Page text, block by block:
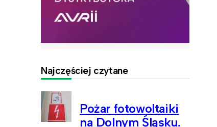
Najczęściej czytane
Pożar fotowoltaiki
na Dolnym Śląsku.